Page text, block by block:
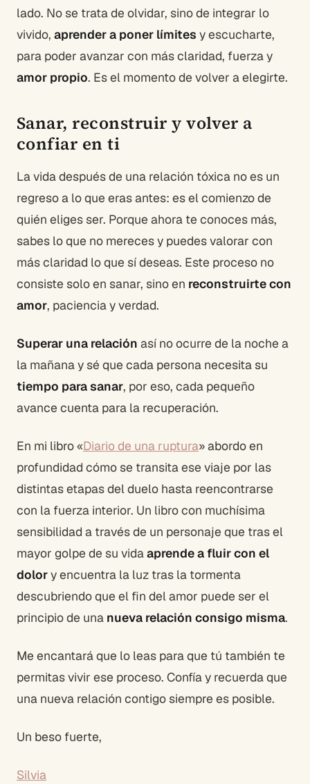
lado. No se trata de olvidar, sino de integrar lo
vivido, aprender a poner límites y escucharte,
para poder avanzar con más claridad, fuerza y
amor propio. Es el momento de volver a elegirte.
Sanar, reconstruir y volver a
confiar en ti
La vida después de una relación tóxica no es un
regreso a lo que eras antes: es el comienzo de
quién eliges ser. Porque ahora te conoces más,
sabes lo que no mereces y puedes valorar con
más claridad lo que sí deseas. Este proceso no
consiste solo en sanar, sino en reconstruirte con
amor, paciencia y verdad.
Superar una relación así no ocurre de la noche a
la mañana y sé que cada persona necesita su
tiempo para sanar, por eso, cada pequeño
avance cuenta para la recuperación.
En mi libro «Diario de una ruptura» abordo en
profundidad cómo se transita ese viaje por las
distintas etapas del duelo hasta reencontrarse
con la fuerza interior. Un libro con muchísima
sensibilidad a través de un personaje que tras el
mayor golpe de su vidaaprende a fluir con el
dolory encuentra la luz tras la tormenta
descubriendo que el fin del amor puede ser el
principio de una nueva relación consigo misma.
Me encantará que lo leas para que tú también te
permitas vivir ese proceso. Confía y recuerda que
una nueva relación contigo siempre es posible.
Un beso fuerte,
Silvia